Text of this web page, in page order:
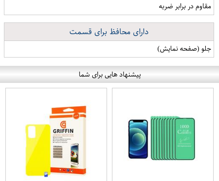
مقاوم در برابر ضربه
دارای محافظ برای قسمت
جلو (صفحه نمایش)
پیشنهاد هایی برای شما